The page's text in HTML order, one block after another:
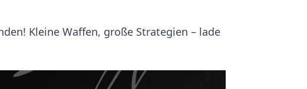
Kleine Waffen, große Strategien – lade